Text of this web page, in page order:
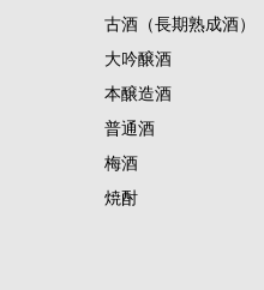
古酒（長期熟成酒）
大吟醸酒
本醸造酒
普通酒
梅酒
焼酎